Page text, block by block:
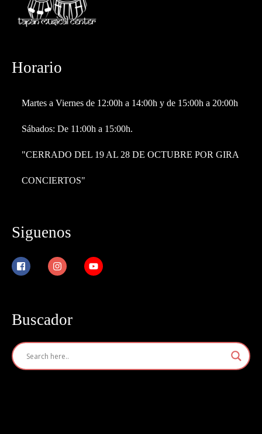
Horario
Martes a Viernes de 12:00h a 14:00h y de 15:00h a 20:00h
Sábados: De 11:00h a 15:00h.
"CERRADO DEL 19 AL 28 DE OCTUBRE POR GIRA
CONCIERTOS"
Siguenos
Buscador